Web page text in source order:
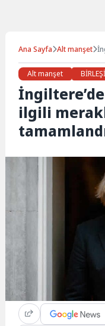
Ana Sayfa Alt manşet
Alt manşet
ilgili